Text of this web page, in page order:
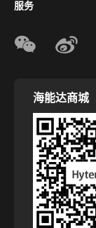
服务
海能达商城